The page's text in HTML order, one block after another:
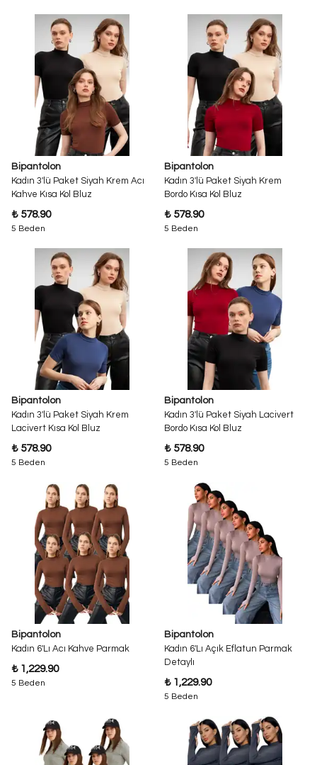
Bipantolon
Kadın 3'lü Paket Siyah Krem Acı
Kahve Kısa Kol Bluz
₺ 578.90
5 Beden
Bipantolon
Kadın 3'lü Paket Siyah Krem
Bordo Kısa Kol Bluz
₺ 578.90
5 Beden
Bipantolon
Kadın 3'lü Paket Siyah Krem
Lacivert Kısa Kol Bluz
₺ 578.90
5 Beden
Bipantolon
Kadın 3'lü Paket Siyah Lacivert
Bordo Kısa Kol Bluz
₺ 578.90
5 Beden
Bipantolon
Kadın 6'Lı Acı Kahve Parmak
₺ 1,229.90
5 Beden
Bipantolon
Kadın 6'Lı Açık Eflatun Parmak
Detaylı
₺ 1,229.90
5 Beden